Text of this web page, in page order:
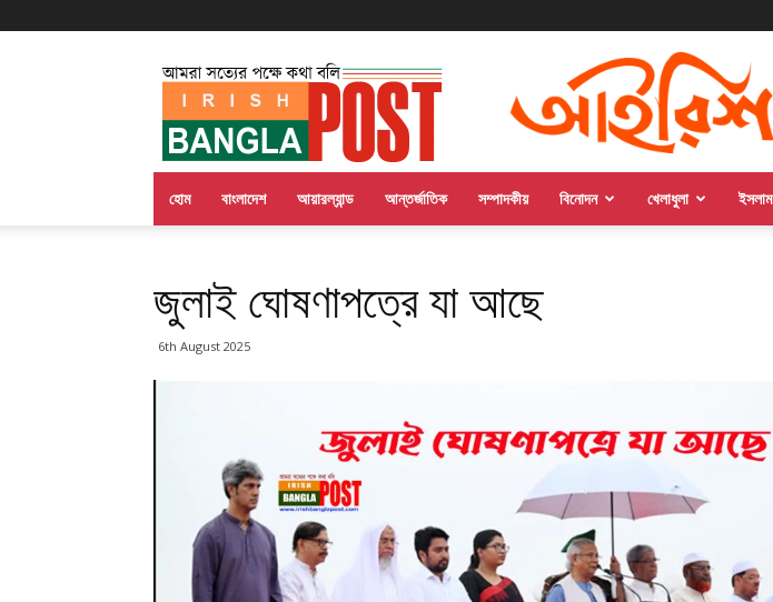
Irish
Bangla
Post
হোম বাংলাদেশ আয়ারল্যান্ড আন্তর্জাতিক সম্পাদকীয় বিনোদন খেলাধুলা ইসলাম
জুলাই ঘোষণাপত্রে যা আছে
6th August 2025